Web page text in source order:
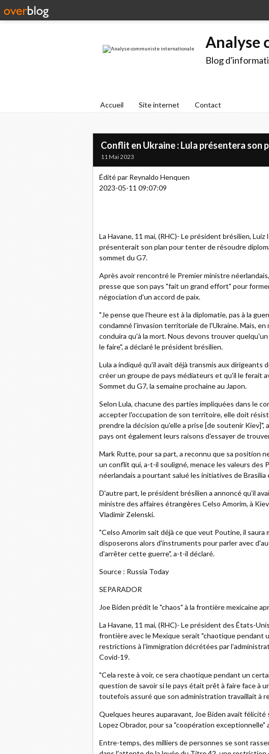
Analyse
Blog
Accueil Site internet Contact
Conflit en Ukraine : Lula présentera son
11 Mai 2023
Édité par Reynaldo Henquen
2023-05-11 09:07:09
La Havane, 11 mai, (RHC)- Le président brésilien, Luiz
présenterait son plan pour tenter de résoudre
sommet du G7.
Après avoir rencontré le Premier ministre
presse que son pays "fait un grand effort" pour
négociation d'un accord de paix.
"Je pense que l'heure est à la diplomatie, pas à la
condamné l'invasion territoriale de l'Ukraine. Mais,
conduira qu'à la mort. Nous devons trouver
le faire", a déclaré le président brésilien.
Lula a indiqué qu'il avait déjà transmis aux dirigeants
créer un groupe de pays médiateurs et qu'il le ferait
Sommet du G7, la semaine prochaine au Japon.
Selon Lula, chacune des parties impliquées dans le
accepter l'occupation de son territoire, elle doit
prendre la décision qu'elle a prise [de soutenir
pays ont également leurs raisons d'essayer de
Mark Rutte, pour sa part, a reconnu que sa position
un conflit qui, a-t-il souligné, menace les valeurs des
néerlandais a pourtant salué les initiatives de Brasilia
D'autre part, le président brésilien a annoncé qu'il
ministre des affaires étrangères Celso Amorim, à
Vladimir Zelenski.
"Celso Amorim sait déjà ce que veut Poutine, il
disposerons alors d'instruments pour parler avec
d'arrêter cette guerre", a-t-il déclaré.
Source : Russia Today
SEPARADOR
Joe Biden prédit le "chaos" à la frontière mexicaine
La Havane, 11 mai, (RHC)- Le président des États-
frontière avec le Mexique serait "chaotique pendant
restrictions à l'immigration décrétées par
Covid-19.
"Cela reste à voir, ce sera chaotique pendant un
question de savoir si le pays était prêt à faire face à
toutefois assuré que son administration travaillait à
Quelques heures auparavant, Joe Biden avait
Lopez Obrador, pour sa "coopération
Entre-temps, des milliers de personnes se sont